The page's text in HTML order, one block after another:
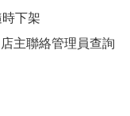
下架